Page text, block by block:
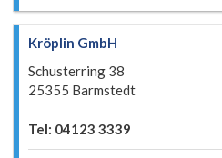
Kröplin GmbH
Schusterring 38
25355 Barmstedt
Tel: 04123 3339